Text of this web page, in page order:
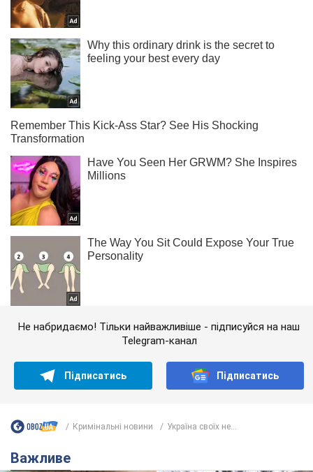
Не набридаємо! Тільки найважливіше - підписуйся на наш
Telegram-канал
Підписатись Підписатись
Кримінальні новини Україна своїх не...
Важливе